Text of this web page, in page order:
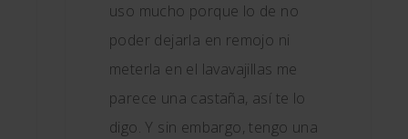
uso mucho porque lo de no
poder dejarla en remojo ni
meterla en el lavavajillas me
parece una castaña, así te lo
digo. Y sin embargo, tengo una